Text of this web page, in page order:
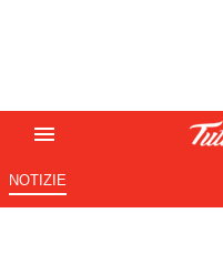
NOTIZIE